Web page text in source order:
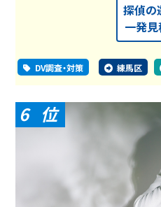
探偵の
一発見
DV調査・対策 練馬区
6